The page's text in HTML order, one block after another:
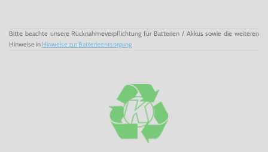
Bitte beachte unsere Rücknahmeverpflichtung für Batterien / Akkus sowie die weiteren
Hinweise in Hinweise zur Batterieentsorgung